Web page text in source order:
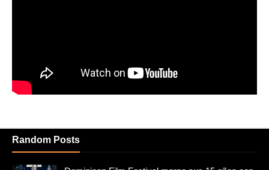
Random Posts